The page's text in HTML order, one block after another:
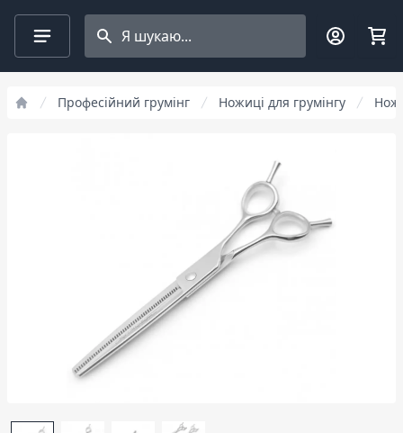
Search projects
Професійний грумінг Ножиці для грумінгу